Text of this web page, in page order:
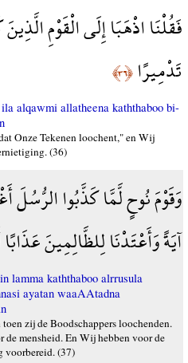
فَقُلْنَا اذْهَبَا إِلَى الْقَوْمِ
تَدْمِيرًا﴿٣٦﴾
alqawmi allatheena kaththaboo bi-
Onze Tekenen loochent," en Wij
(36)
وَقَوْمَ نُوحٍ لَّمَّا كَذَّبُوا
آيَةً وَأَعْتَدْنَا لِلظَّالِمِينَ عَذَابًا
lamma kaththaboo alrrusula
ayatan waaAAtadna
zij de Boodschappers loochenden.
mensheid. En Wij hebben voor de
voorbereid. (37)